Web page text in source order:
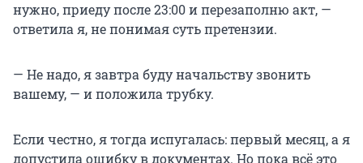
нужно, приеду после 23:00 и перезаполню акт, —
ответила я, не понимая суть претензии.
— Не надо, я завтра буду начальству звонить
вашему, — и положила трубку.
Если честно, я тогда испугалась: первый месяц, а я
допустила ошибку в документах. Но пока всё это